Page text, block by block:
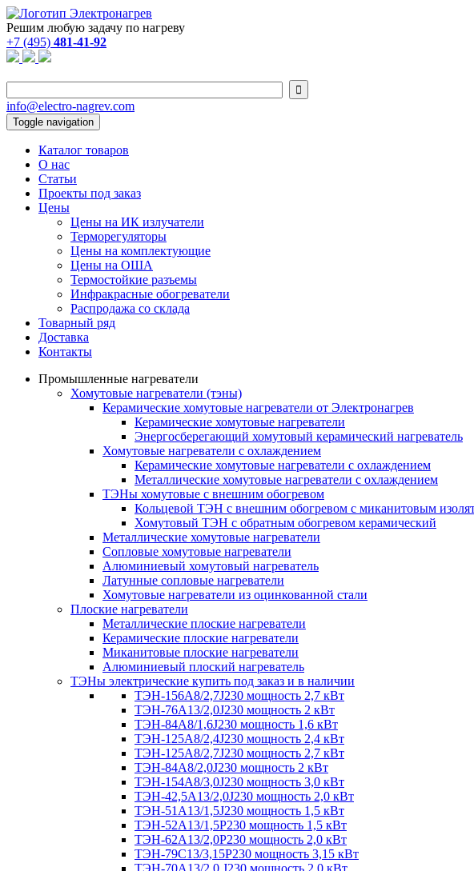
Решим любую задачу по нагреву
+7 (495) 481-41-92

info@electro-nagrev.com
Toggle navigation
Каталог товаров
О нас
Статьи
Проекты под заказ
Цены
Цены на ИК излучатели
Терморегуляторы
Цены на комплектующие
Цены на ОША
Термостойкие разъемы
Инфракрасные обогреватели
Распродажа со склада
Товарный ряд
Доставка
Контакты
Промышленные нагреватели
Хомутовые нагреватели (тэны)
Керамические хомутовые нагреватели от Электронагрев
Керамические хомутовые нагреватели
Энергосберегающий хомутовый керамический нагреватель
Хомутовые нагреватели с охлаждением
Керамические хомутовые нагреватели с охлаждением
Металлические хомутовые нагреватели с охлаждением
ТЭНы хомутовые с внешним обогревом
Кольцевой ТЭН с внешним обогревом с миканитовым
Хомутовый ТЭН с обратным обогревом керамический
Металлические хомутовые нагреватели
Сопловые хомутовые нагреватели
Алюминиевый хомутовый нагреватель
Латунные сопловые нагреватели
Хомутовые нагреватели из оцинкованной стали
Плоские нагреватели
Металлические плоские нагреватели
Керамические плоские нагреватели
Миканитовые плоские нагреватели
Алюминиевый плоский нагреватель
ТЭНы электрические купить под заказ и в наличии
ТЭН-156А8/2,7J230 мощность 2,7 кВт
ТЭН-76А13/2,0J230 мощность 2 кВт
ТЭН-84А8/1,6J230 мощность 1,6 кВт
ТЭН-125А8/2,4J230 мощность 2,4 кВт
ТЭН-125А8/2,7J230 мощность 2,7 кВт
ТЭН-84А8/2,0J230 мощность 2 кВт
ТЭН-154А8/3,0J230 мощность 3,0 кВт
ТЭН-42,5А13/2,0J230 мощность 2,0 кВт
ТЭН-51А13/1,5J230 мощность 1,5 кВт
ТЭН-52А13/1,5Р230 мощность 1,5 кВт
ТЭН-62А13/2,0Р230 мощность 2,0 кВт
ТЭН-79С13/3,15Р230 мощность 3,15 кВт
ТЭН-70А13/2,0,J230 мощность 2,0 кВт